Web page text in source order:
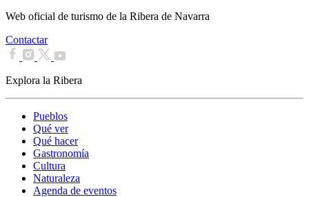
Web oficial de turismo de la Ribera de Navarra
Contactar
Explora la Ribera
Pueblos
Qué ver
Qué hacer
Gastronomía
Cultura
Naturaleza
Agenda de eventos